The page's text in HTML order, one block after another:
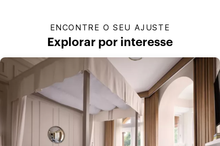
ENCONTRE O SEU AJUSTE
Explorar por interesse